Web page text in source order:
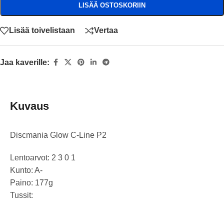
LISÄÄ OSTOSKORIIN
Lisää toivelistaan Vertaa
Jaa kaverille:
Kuvaus
Discmania Glow C-Line P2
Lentoarvot: 2 3 0 1
Kunto: A-
Paino: 177g
Tussit: